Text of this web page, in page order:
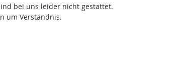
bei uns leider nicht gestattet.
um Verständnis.